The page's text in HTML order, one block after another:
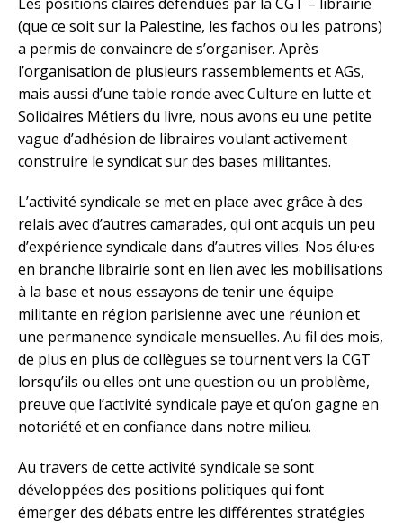
(que ce soit sur la Palestine, les fachos ou les patrons)
a permis de convaincre de s’organiser. Après
l’organisation de plusieurs rassemblements et AGs,
mais aussi d’une table ronde avec Culture en lutte et
Solidaires Métiers du livre, nous avons eu une petite
vague d’adhésion de libraires voulant activement
construire le syndicat sur des bases militantes.
L’activité syndicale se met en place avec grâce à des
relais avec d’autres camarades, qui ont acquis un peu
d’expérience syndicale dans d’autres villes. Nos élu·es
en branche librairie sont en lien avec les mobilisations
à la base et nous essayons de tenir une équipe
militante en région parisienne avec une réunion et
une permanence syndicale mensuelles. Au fil des mois,
de plus en plus de collègues se tournent vers la CGT
lorsqu’ils ou elles ont une question ou un problème,
preuve que l’activité syndicale paye et qu’on gagne en
notoriété et en confiance dans notre milieu.
Au travers de cette activité syndicale se sont
développées des positions politiques qui font
émerger des débats entre les différentes stratégies